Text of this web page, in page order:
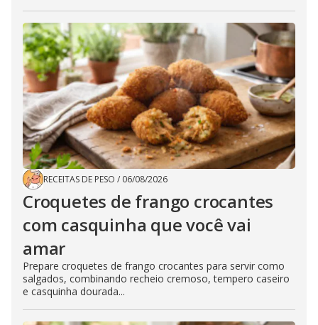
RECEITAS DE PESO / 06/08/2026
Croquetes de frango crocantes
com casquinha que você vai
amar
Prepare croquetes de frango crocantes para servir como
salgados, combinando recheio cremoso, tempero caseiro
e casquinha dourada...